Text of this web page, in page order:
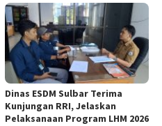
Dinas ESDM Sulbar Terima
Kunjungan RRI, Jelaskan
Pelaksanaan Program LHM 2026